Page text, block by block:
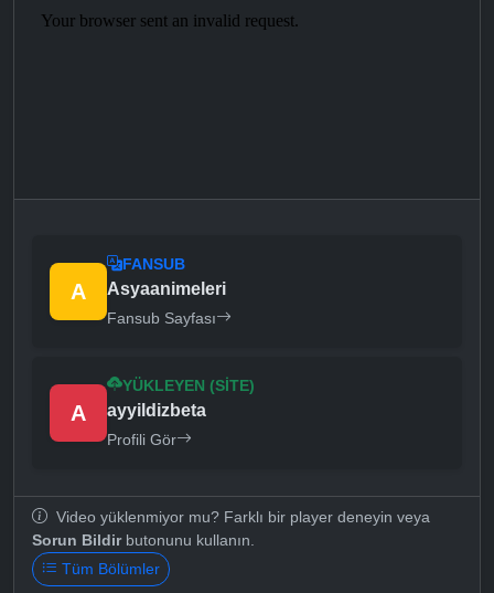
A
FANSUB
Asyaanimeleri
Fansub Sayfası
A
YÜKLEYEN (SITE)
ayyildizbeta
Profili Gör
Video yüklenmiyor mu? Farklı bir player deneyin veya
Sorun Bildirbutonunu kullanın.
Tüm Bölümler